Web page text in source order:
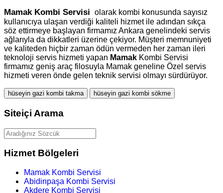
MamakKombi Servisi olarak kombi konusunda sayısız
kullanıcıya ulaşan verdiği kaliteli hizmet ile adından sıkça
söz ettirmeye başlayan firmamız Ankara genelindeki servis
ağlarıyla da dikkatleri üzerine çekiyor. Müşteri memnuniyeti
ve kaliteden hiçbir zaman ödün vermeden her zaman ileri
teknoloji servis hizmeti yapan Mamak Kombi Servisi
firmamız geniş araç filosuyla Mamak geneline Özel servis
hizmeti veren önde gelen teknik servisi olmayı sürdürüyor.
hüseyin gazi kombi takma hüseyin gazi kombi sökme
Siteiçi Arama
Hizmet Bölgeleri
Mamak Kombi Servisi
Abidinpaşa Kombi Servisi
Akdere Kombi Servisi